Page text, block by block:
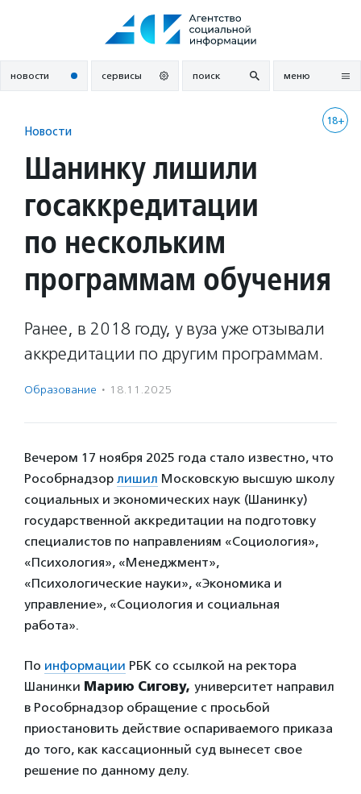
новости сервисы поиск меню
18+
Новости
Шанинку лишили
госаккредитации
по нескольким
программам обучения
Ранее, в 2018 году, у вуза уже отзывали
аккредитации по другим программам.
Образование · 18.11.2025
Вечером 17 ноября 2025 года стало известно, что
Рособрнадзор лишил Московскую высшую школу
социальных и экономических наук (Шанинку)
государственной аккредитации на подготовку
специалистов по направлениям «Социология»,
«Психология», «Менеджмент»,
«Психологические науки», «Экономика и
управление», «Социология и социальная
работа».
По информации РБК со ссылкой на ректора
Шанинки Марию Сигову, университет направил
в Рособрнадзор обращение с просьбой
приостановить действие оспариваемого приказа
до того, как кассационный суд вынесет свое
решение по данному делу.